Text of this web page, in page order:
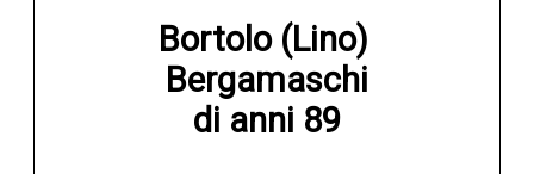
Bortolo (Lino)
Bergamaschi
di anni 89